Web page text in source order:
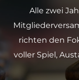
Alle zwei
richten den
voller Spiel,